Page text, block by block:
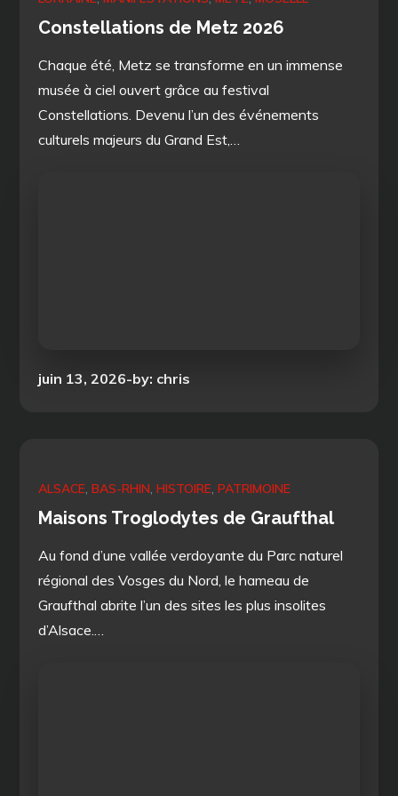
Constellations de Metz 2026
Chaque été, Metz se transforme en un immense
musée à ciel ouvert grâce au festival
Constellations. Devenu l’un des événements
culturels majeurs du Grand Est,…
Posted
juin 13, 2026 by: chris
ALSACE BAS-RHIN HISTOIRE PATRIMOINE
Maisons Troglodytes de Graufthal
Au fond d’une vallée verdoyante du Parc naturel
régional des Vosges du Nord, le hameau de
Graufthal abrite l’un des sites les plus insolites
d’Alsace.…